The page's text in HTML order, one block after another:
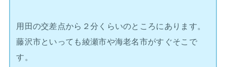
用田の交差点から２分くらいのところにあります。
藤沢市といっても綾瀬市や海老名市がすぐそこで
す。